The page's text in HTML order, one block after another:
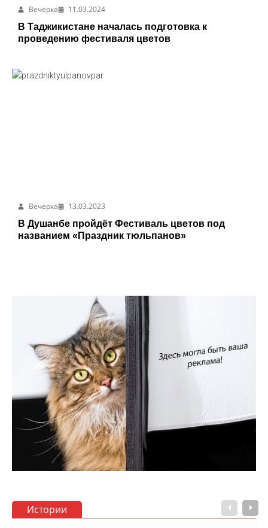
Вечерка
11.03.2024
В Таджикистане началась подготовка к
проведению фестиваля цветов
Вечерка
13.03.2023
В Душанбе пройдёт Фестиваль цветов под
названием «Праздник тюльпанов»
Истории